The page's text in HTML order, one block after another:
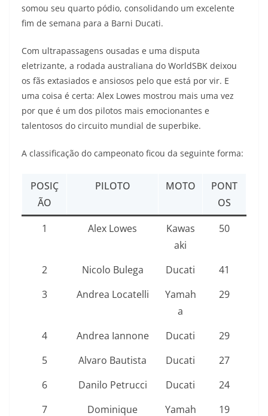
somou seu quarto pódio, consolidando um excelente
fim de semana para a Barni Ducati.
Com ultrapassagens ousadas e uma disputa
eletrizante, a rodada australiana do WorldSBK deixou
os fãs extasiados e ansiosos pelo que está por vir. E
uma coisa é certa: Alex Lowes mostrou mais uma vez
por que é um dos pilotos mais emocionantes e
talentosos do circuito mundial de superbike.
A classificação do campeonato ficou da seguinte forma:
POSIÇ
ÃO
PILOTO MOTO
PONT
OS
1
Alex Lowes
Kawas
aki
50
2 Nicolo Bulega Ducati
41
3
Andrea Locatelli
Yamah
a
29
4 Andrea Iannone Ducati
29
5
Alvaro Bautista Ducati
27
6
Danilo Petrucci Ducati
24
7
Dominique Yamah 19